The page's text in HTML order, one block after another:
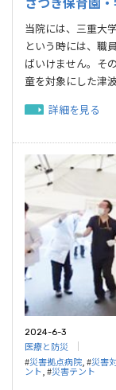
当院には、三重大
という時には、職
ばいけません。そ
童を対象にした津
詳細を見る
2024-6-3
医療と防災
#災害拠点病院, #災害
ント, #災害テント